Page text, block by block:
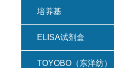
培养基
ELISA试剂盒
TOYOBO（东洋纺）